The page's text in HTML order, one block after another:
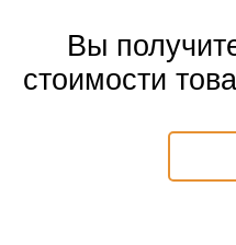
Вы
стоимости